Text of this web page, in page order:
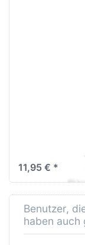
11,95 € *
Benutzer,
haben auch